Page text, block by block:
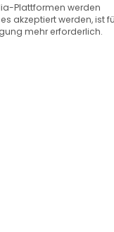
an dem
und
Plattformen werden
akzeptiert werden, ist
mehr erforderlich.